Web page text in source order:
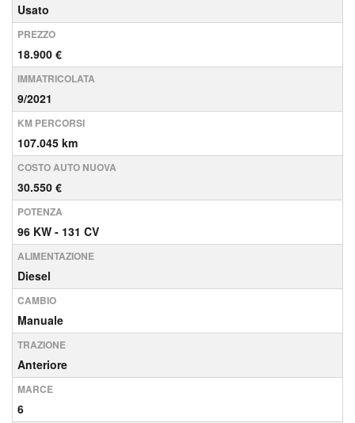
Usato
PREZZO
18.900 €
IMMATRICOLATA
9/2021
KM PERCORSI
107.045 km
COSTO AUTO NUOVA
30.550 €
POTENZA
96 KW - 131 CV
ALIMENTAZIONE
Diesel
CAMBIO
Manuale
TRAZIONE
Anteriore
MARCE
6